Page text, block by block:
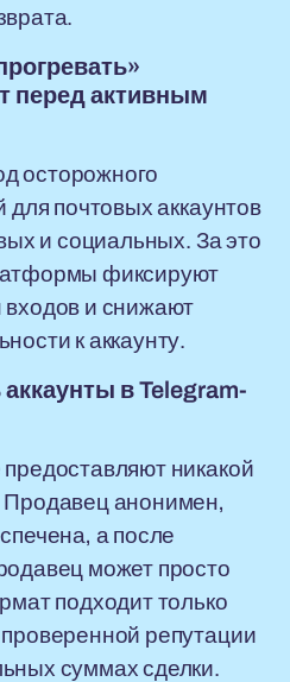
перед активным
осторожного
почтовых аккаунтов
и социальных. За это
фиксируют
и снижают
к аккаунту.
в Telegram-
никакой
анонимен,
а после
может просто
подходит только
репутации
суммах сделки.